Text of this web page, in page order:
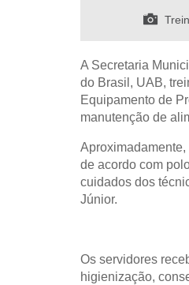
A Secretaria
do Brasil, UAB,
Equipamento de
manutenção de
de acordo com
cuidados dos
Júnior.
Os servidores
higienização,